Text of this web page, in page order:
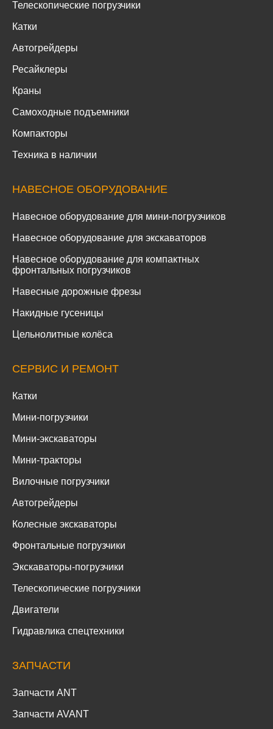
Телескопические погрузчики
Катки
Автогрейдеры
Ресайклеры
Краны
Самоходные подъемники
Компакторы
Техника в наличии
НАВЕСНОЕ ОБОРУДОВАНИЕ
Навесное оборудование для мини-погрузчиков
Навесное оборудование для экскаваторов
Навесное оборудование для компактных
фронтальных погрузчиков
Навесные дорожные фрезы
Накидные гусеницы
Цельнолитные колёса
СЕРВИС И РЕМОНТ
Катки
Мини-погрузчики
Мини-экскаваторы
Мини-тракторы
Вилочные погрузчики
Автогрейдеры
Колесные экскаваторы
Фронтальные погрузчики
Экскаваторы-погрузчики
Телескопические погрузчики
Двигатели
Гидравлика спецтехники
ЗАПЧАСТИ
Запчасти ANT
Запчасти AVANT